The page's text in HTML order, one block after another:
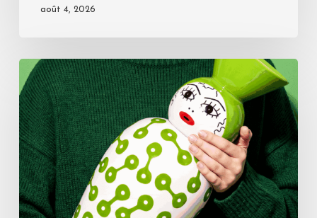
août 4, 2026